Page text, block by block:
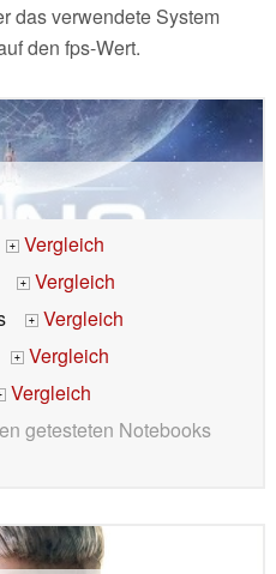
das verwendete System
den fps-Wert.
+
Vergleich
+
Vergleich
+
Vergleich
+
Vergleich
Vergleich
getesteten Notebooks